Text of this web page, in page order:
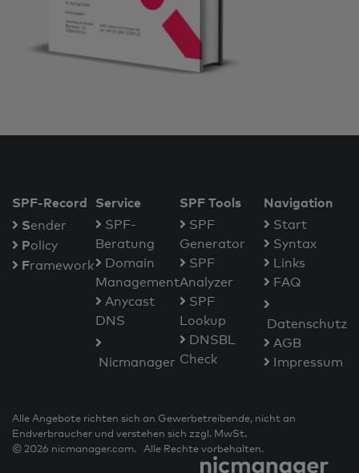
SPF-Record
Sender
Policy
Framework
Service
SPF-
Beratung
Domain
Management
Anycast
DNS
Nicmanager
SPF Tools
SPF
Generator
SPF
Analyzer
SPF
Lookup
DNSBL
Check
Navigation
Start
Syntax
Links
FAQ
Datenschutz
AGB
Impressum
Alle Angebote richten sich an Gewerbetreibende, nicht an
Endverbraucher und verstehen sich zzgl. MwSt.
© 2026 nicmanager.com. Alle Rechte vorbehalten.